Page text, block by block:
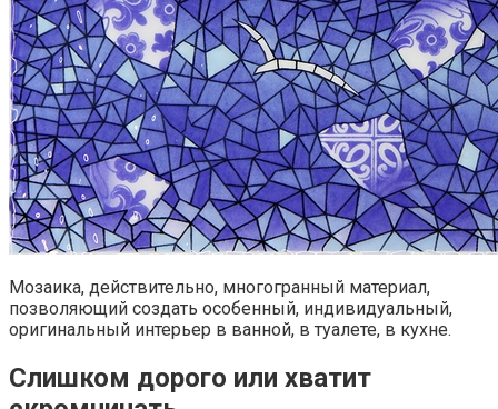
Мозаика, действительно, многогранный материал,
позволяющий создать особенный, индивидуальный,
оригинальный интерьер в ванной, в туалете, в кухне.
Слишком дорого или хватит